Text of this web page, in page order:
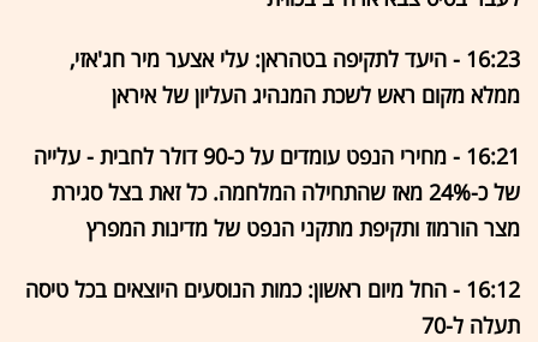
16:23 - היעד לתקיפה בטהראן: עלי אצער מיר חג'אזי,
ממלא מקום ראש לשכת המנהיג העליון של איראן
16:21 - מחירי הנפט עומדים על כ-90 דולר לחבית - עלייה
של כ-24% מאז שהתחילה המלחמה. כל זאת בצל סגירת
מצר הורמוז ותקיפת מתקני הנפט של מדינות המפרץ
16:12 - החל מיום ראשון: כמות הנוסעים היוצאים בכל טיסה
תעלה ל-70